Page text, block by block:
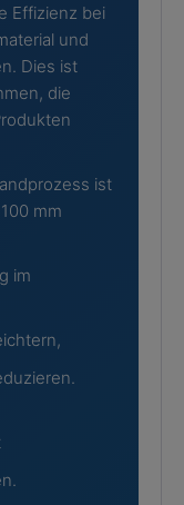
Effizienz bei
und
Dies ist
die
ist
mm
im